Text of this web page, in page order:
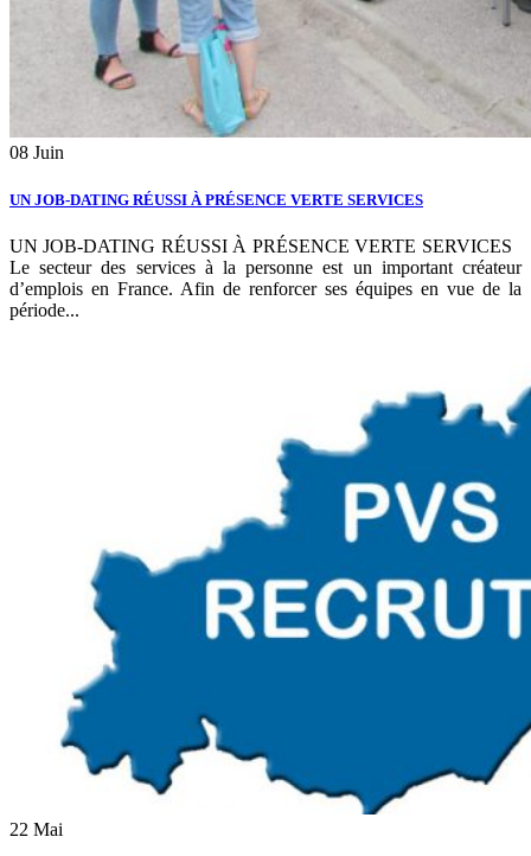
08 Juin
UN JOB-DATING RÉUSSI À PRÉSENCE VERTE SERVICES
UN JOB-DATING RÉUSSI À PRÉSENCE VERTE SERVICES
Le secteur des services à la personne est un important créateur
d’emplois en France. Afin de renforcer ses équipes en vue de la
période...
22 Mai